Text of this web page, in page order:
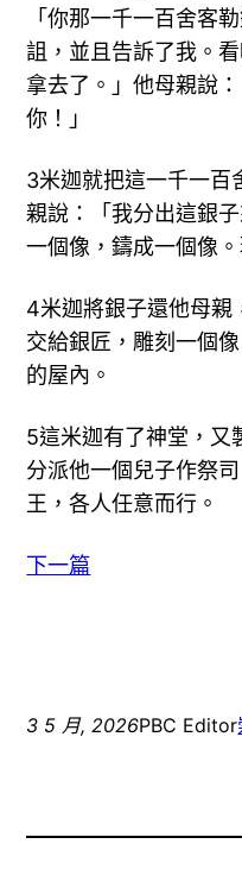
「你那一千一百舍客
詛，並且告訴了我。
拿去了。」他母親說
你！」
3米迦就把這一千一百
親說：「我分出這銀
一個像，鑄成一個像
4米迦將銀子還他母親
交給銀匠，雕刻一個
的屋內。
5這米迦有了神堂，又
分派他一個兒子作祭
王，各人任意而行。
下一篇
3 5 月, 2026PBC Editor